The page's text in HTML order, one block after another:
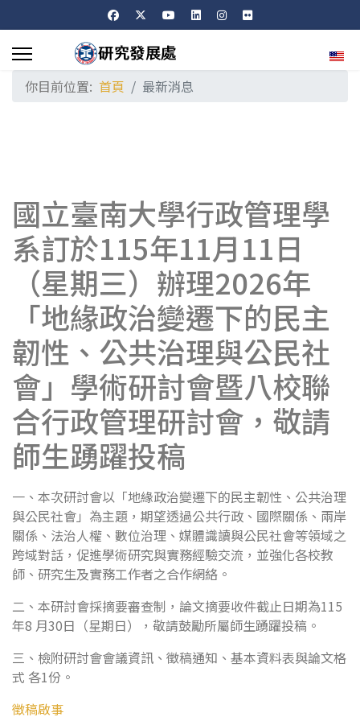
選擇
你目前位置: 首頁 最新消息
國立臺南大學行政管理學
系訂於115年11月11日
（星期三）辦理2026年
「地緣政治變遷下的民主
韌性、公共治理與公民社
會」學術研討會暨八校聯
合行政管理研討會，敬請
師生踴躍投稿
一、本次研討會以「地緣政治變遷下的民主韌性、公共治理
與公民社會」為主題，期望透過公共行政、國際關係、兩岸
關係、法治人權、數位治理、媒體識讀與公民社會等領域之
跨域對話，促進學術研究與實務經驗交流，並強化各校教
師、研究生及實務工作者之合作網絡。
二、本研討會採摘要審查制，論文摘要收件截止日期為115
年8 月30日（星期日），敬請鼓勵所屬師生踴躍投稿。
三、檢附研討會會議資訊、徵稿通知、基本資料表與論文格
式 各1份。
徵稿啟事